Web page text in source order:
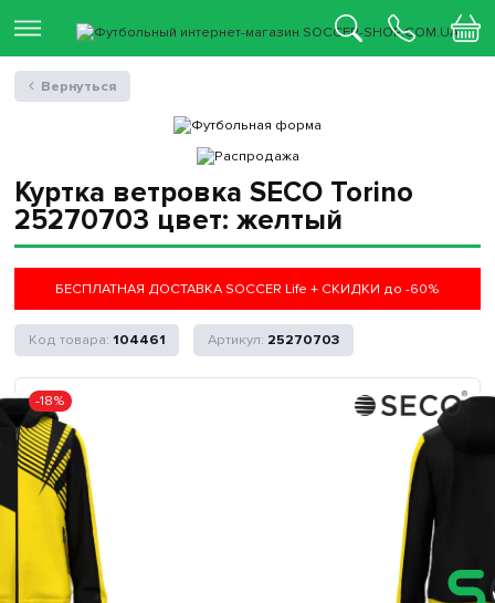
Куртка ветровка SECO Torino
25270703 цвет: желтый
БЕСПЛАТНАЯ ДОСТАВКА SOCCER Life + СКИДКИ до -60%
104461 25270703
-18%
Вернуться